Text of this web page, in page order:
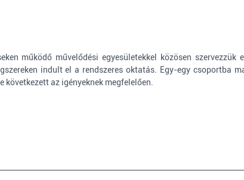
működő művelődési egyesületekkel közösen szervezzük
indult el a rendszeres oktatás. Egy-egy csoportba
az igényeknek megfelelően.